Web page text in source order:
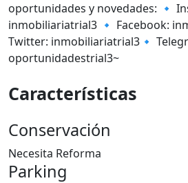
oportunidades y novedades: 🔹
inmobiliariatrial3 🔹 Facebook:
Twitter: inmobiliariatrial3🔹
oportunidadestrial3~
Características
Conservación
Necesita Reforma
Parking